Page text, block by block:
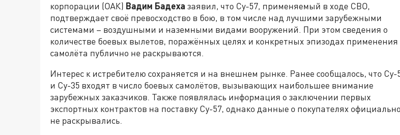
корпорации (ОАК) Вадим Бадеха заявил, что Су-57, применяемый в ходе СВО,
подтверждает своё превосходство в бою, в том числе над лучшими зарубежными
системами – воздушными и наземными видами вооружений. При этом сведения о
количестве боевых вылетов, поражённых целях и конкретных эпизодах применения
самолёта публично не раскрываются.
Интерес к истребителю сохраняется и на внешнем рынке. Ранее сообщалось, что Су-
и Су-35 входят в число боевых самолётов, вызывающих наибольшее внимание
зарубежных заказчиков. Также появлялась информация о заключении первых
экспортных контрактов на поставку Су-57, однако данные о покупателях официально
не раскрывались.